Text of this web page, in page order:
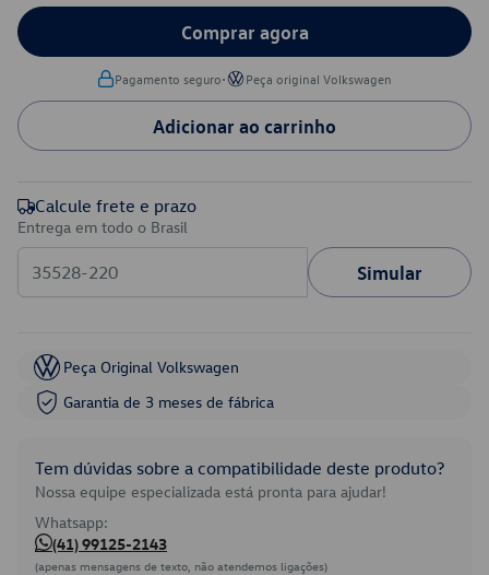
Comprar agora
Pagamento seguro• Peça original Volkswagen
Adicionar ao carrinho
Calcule frete e prazo
Entrega em todo o Brasil
Simular
Peça Original Volkswagen
Garantia de 3 meses de fábrica
Tem dúvidas sobre a compatibilidade deste produto?
Nossa equipe especializada está pronta para ajudar!
Whatsapp:
(41) 99125-2143
(apenas mensagens de texto, não atendemos ligações)